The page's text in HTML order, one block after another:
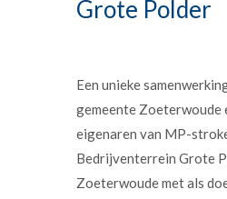
Grote Polder
Een unieke
gemeente Zoeterwoude
eigenaren van MP-
Bedrijventerrein Grote
Zoeterwoude met als